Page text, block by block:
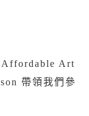
Affordable Art
帶領我們參